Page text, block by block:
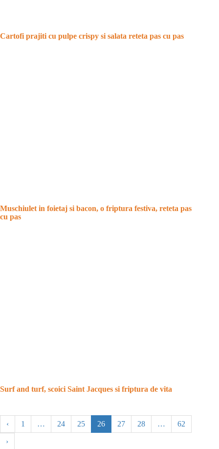
Cartofi prajiti cu pulpe crispy si salata reteta pas cu pas
Muschiulet in foietaj si bacon, o friptura festiva, reteta pas
cu pas
Surf and turf, scoici Saint Jacques si friptura de vita
‹ 1 … 24 25 26 27 28 … 62
›